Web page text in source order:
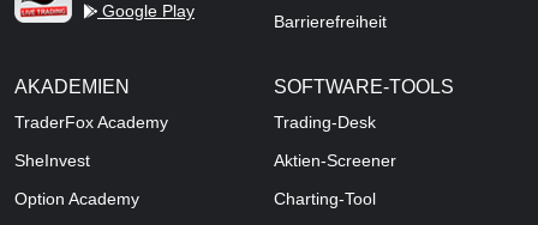
Google Play
Barrierefreiheit
AKADEMIEN
TraderFox Academy
SheInvest
Option Academy
SOFTWARE-TOOLS
Trading-Desk
Aktien-Screener
Charting-Tool